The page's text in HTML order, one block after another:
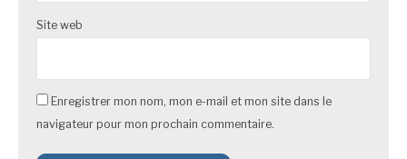
Site web
Enregistrer mon nom, mon e-mail et mon site dans le
navigateur pour mon prochain commentaire.